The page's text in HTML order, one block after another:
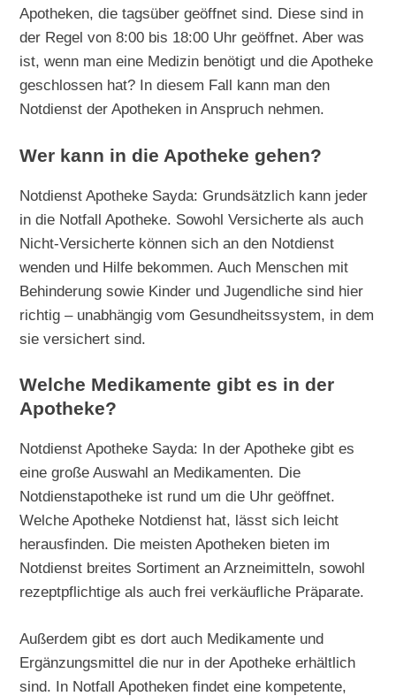
Apotheken, die tagsüber geöffnet sind. Diese sind in
der Regel von 8:00 bis 18:00 Uhr geöffnet. Aber was
ist, wenn man eine Medizin benötigt und die Apotheke
geschlossen hat? In diesem Fall kann man den
Notdienst der Apotheken in Anspruch nehmen.
Wer kann in die Apotheke gehen?
Notdienst Apotheke Sayda: Grundsätzlich kann jeder
in die Notfall Apotheke. Sowohl Versicherte als auch
Nicht-Versicherte können sich an den Notdienst
wenden und Hilfe bekommen. Auch Menschen mit
Behinderung sowie Kinder und Jugendliche sind hier
richtig – unabhängig vom Gesundheitssystem, in dem
sie versichert sind.
Welche Medikamente gibt es in der
Apotheke?
Notdienst Apotheke Sayda: In der Apotheke gibt es
eine große Auswahl an Medikamenten. Die
Notdienstapotheke ist rund um die Uhr geöffnet.
Welche Apotheke Notdienst hat, lässt sich leicht
herausfinden. Die meisten Apotheken bieten im
Notdienst breites Sortiment an Arzneimitteln, sowohl
rezeptpflichtige als auch frei verkäufliche Präparate.
Außerdem gibt es dort auch Medikamente und
Ergänzungsmittel die nur in der Apotheke erhältlich
sind. In Notfall Apotheken findet eine kompetente,